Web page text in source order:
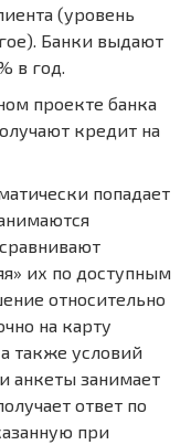
(уровень
Банки выдают
в год.
проекте банка
кредит на
попадает
их по доступным
относительно
на карту
также условий
анкеты занимает
ответ по
при